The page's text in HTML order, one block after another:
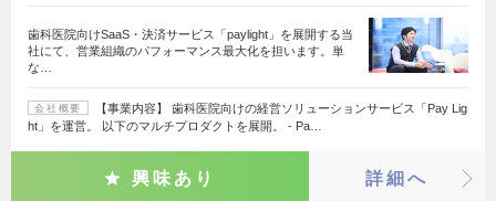
歯科医院向けSaaS・決済サービス「paylight」を展開する当
社にて、営業組織のパフォーマンス最大化を担います。単
な…
会社概要
【事業内容】 歯科医院向けの経営ソリューションサービス「Pay Lig
ht」を運営。 以下のマルチプロダクトを展開。 - Pa…
興味あり 詳細へ